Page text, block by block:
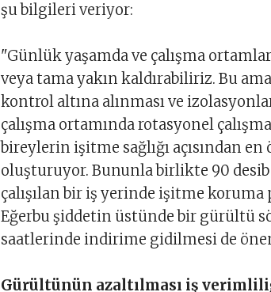
şu bilgileri veriyor:
"Günlük yaşamda ve çalışma
veya tama yakın kaldırabiliriz. Bu
kontrol altına alınması ve
çalışma ortamında rotasyonel
bireylerin işitme sağlığı açısından
oluşturuyor. Bununla birlikte 90
çalışılan bir iş yerinde işitme koruma
Eğerbu şiddetin üstünde bir gürültü
saatlerinde indirime gidilmesi de
Gürültünün azaltılması iş